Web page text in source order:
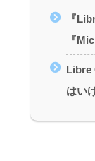
『
『
Libre
はい